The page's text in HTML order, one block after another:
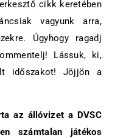
cikk keretében
vagyunk arra,
Úgyhogy ragadj
Lássuk, ki,
időszakot! Jöjjön a
az állóvizet a DVSC
számtalan játékos